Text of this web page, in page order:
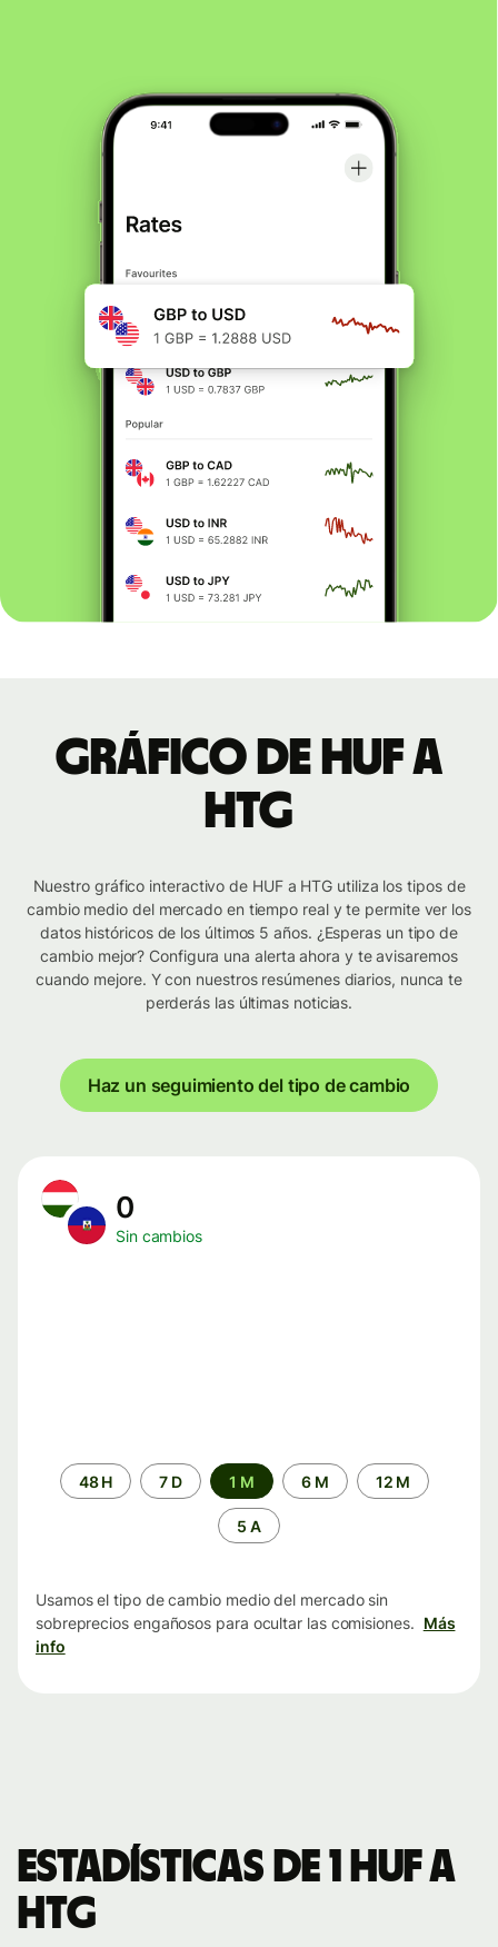
Gráfico de HUF a
HTG
Nuestro gráfico interactivo de HUF a HTG utiliza los tipos de
cambio medio del mercado en tiempo real y te permite ver los
datos históricos de los últimos 5 años. ¿Esperas un tipo de
cambio mejor? Configura una alerta ahora y te avisaremos
cuando mejore. Y con nuestros resúmenes diarios, nunca te
perderás las últimas noticias.
Haz un seguimiento del tipo de cambio
0
Sin cambios
Periodo48 H 7 D 1 M 6 M 12 M
5 A
Usamos el tipo de cambio medio del mercado sin
sobreprecios engañosos para ocultar las comisiones. Más
info
Estadísticas de 1 HUF a
HTG